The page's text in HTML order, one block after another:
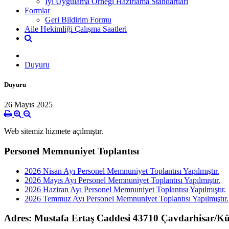
Formlar
Geri Bildirim Formu
Aile Hekimliği Çalışma Saatleri
Duyuru
Duyuru
26 Mayıs 2025
Web sitemiz hizmete açılmıştır.
Personel Memnuniyet Toplantısı
2026 Nisan Ayı Personel Memnuniyet Toplantısı Yapılmıştır.
2026 Mayıs Ayı Personel Memnuniyet Toplantısı Yapılmıştır.
2026 Haziran Ayı Personel Memnuniyet Toplantısı Yapılmıştır.
2026 Temmuz Ayı Personel Memnuniyet Toplantısı Yapılmıştır.
Adres: Mustafa Ertaş Caddesi 43710 Çavdarhisar/